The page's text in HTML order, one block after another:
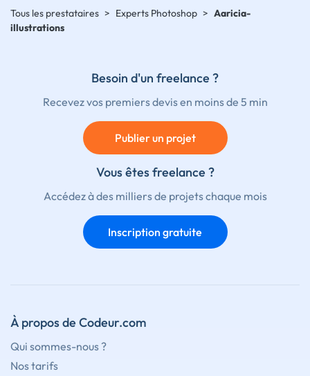
Tous les prestataires > Experts Photoshop > Aaricia-
illustrations
Besoin d'un freelance ?
Recevez vos premiers devis en moins de 5 min
Publier un projet
Vous êtes freelance ?
Accédez à des milliers de projets chaque mois
Inscription gratuite
À propos de Codeur.com
Qui sommes-nous ?
Nos tarifs